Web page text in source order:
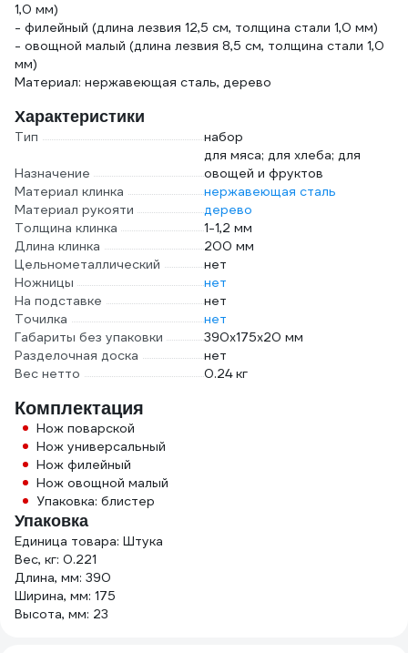
1,0 мм)
- филейный (длина лезвия 12,5 см, толщина стали 1,0 мм)
- овощной малый (длина лезвия 8,5 см, толщина стали 1,0
мм)
Материал: нержавеющая сталь, дерево
Характеристики
Тип набор
Назначение
для мяса; для хлеба; для
овощей и фруктов
Материал клинка
нержавеющая сталь
Материал рукояти
дерево
Толщина клинка
1-1,2 мм
Длина клинка
200 мм
Цельнометаллический
нет
Ножницы
нет
На подставке
нет
Точилка
нет
Габариты без упаковки
390х175х20 мм
Разделочная доска
нет
Вес нетто
0.24 кг
Комплектация
Нож поварской
Нож универсальный
Нож филейный
Нож овощной малый
Упаковка: блистер
Упаковка
Единица товара: Штука
Вес, кг: 0.221
Длина, мм: 390
Ширина, мм: 175
Высота, мм: 23